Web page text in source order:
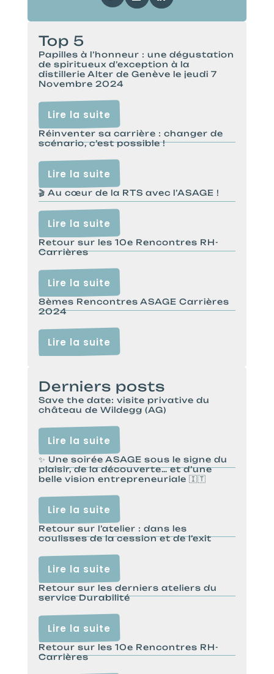
Top 5
Papilles à l’honneur : une dégustation
de spiritueux d’exception à la
distillerie Alter de Genève le jeudi 7
Novembre 2024
Lire la suite
Réinventer sa carrière : changer de
scénario, c’est possible !
Lire la suite
🎬 Au cœur de la RTS avec l’ASAGE !
Lire la suite
Retour sur les 10e Rencontres RH-
Carrières
Lire la suite
8èmes Rencontres ASAGE Carrières
2024
Lire la suite
Derniers posts
Save the date: visite privative du
château de Wildegg (AG)
Lire la suite
✨ Une soirée ASAGE sous le signe du
plaisir, de la découverte… et d’une
belle vision entrepreneuriale 🇮🇹
Lire la suite
Retour sur l’atelier : dans les
coulisses de la cession et de l’exit
Lire la suite
Retour sur les derniers ateliers du
service Durabilité
Lire la suite
Retour sur les 10e Rencontres RH-
Carrières